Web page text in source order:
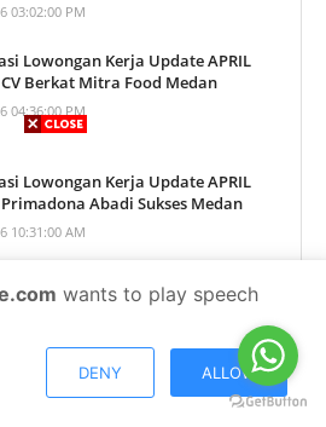
03:02:00 PM
Lowongan Kerja Update APRIL
Berkat Mitra Food Medan
04:36:00 PM
Lowongan Kerja Update APRIL
Abadi Sukses Medan
10:31:00 AM
Lowongan Kerja Update JULI 2026
08:39:00 AM
wants to play speech
DENY ALLOW